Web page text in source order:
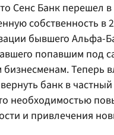
Сенс Банк перешел в
собственность в
бывшего Альфа-
попавшим под
бизнесменам. Теперь
банк в
необходимостью
и привлечения